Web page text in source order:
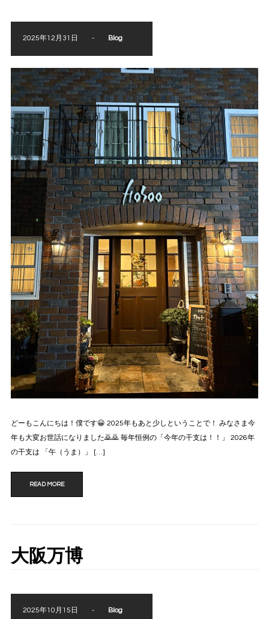
2025年12月31日 - Blog
どーもこんにちは！僕です😀 2025年もあと少しということで！ みなさま今
年も大変お世話になりました🙇🙇 毎年恒例の「今年の干支は！！」 2026年
の干支は 「午（うま）」 […]
READ MORE
大阪万博
2025年10月15日 - Blog